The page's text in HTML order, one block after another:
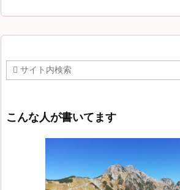
こんな人が書いてます